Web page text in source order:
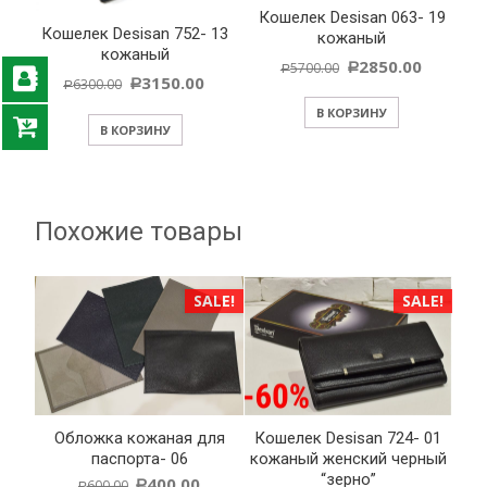
Кошелек Desisan 752- 13
кожаный
Р6300.00 Р3150.00
В КОРЗИНУ
Кошелек Desisan 063- 19
кожаный
Р5700.00 Р2850.00
В КОРЗИНУ
Похожие товары
кожаная для
паспорта- 06
SALE!
Кошелек Desisan 724- 01
кожаный женский черный
Палантин
Р 650.00